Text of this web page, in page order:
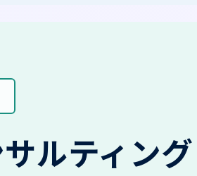
ルティング